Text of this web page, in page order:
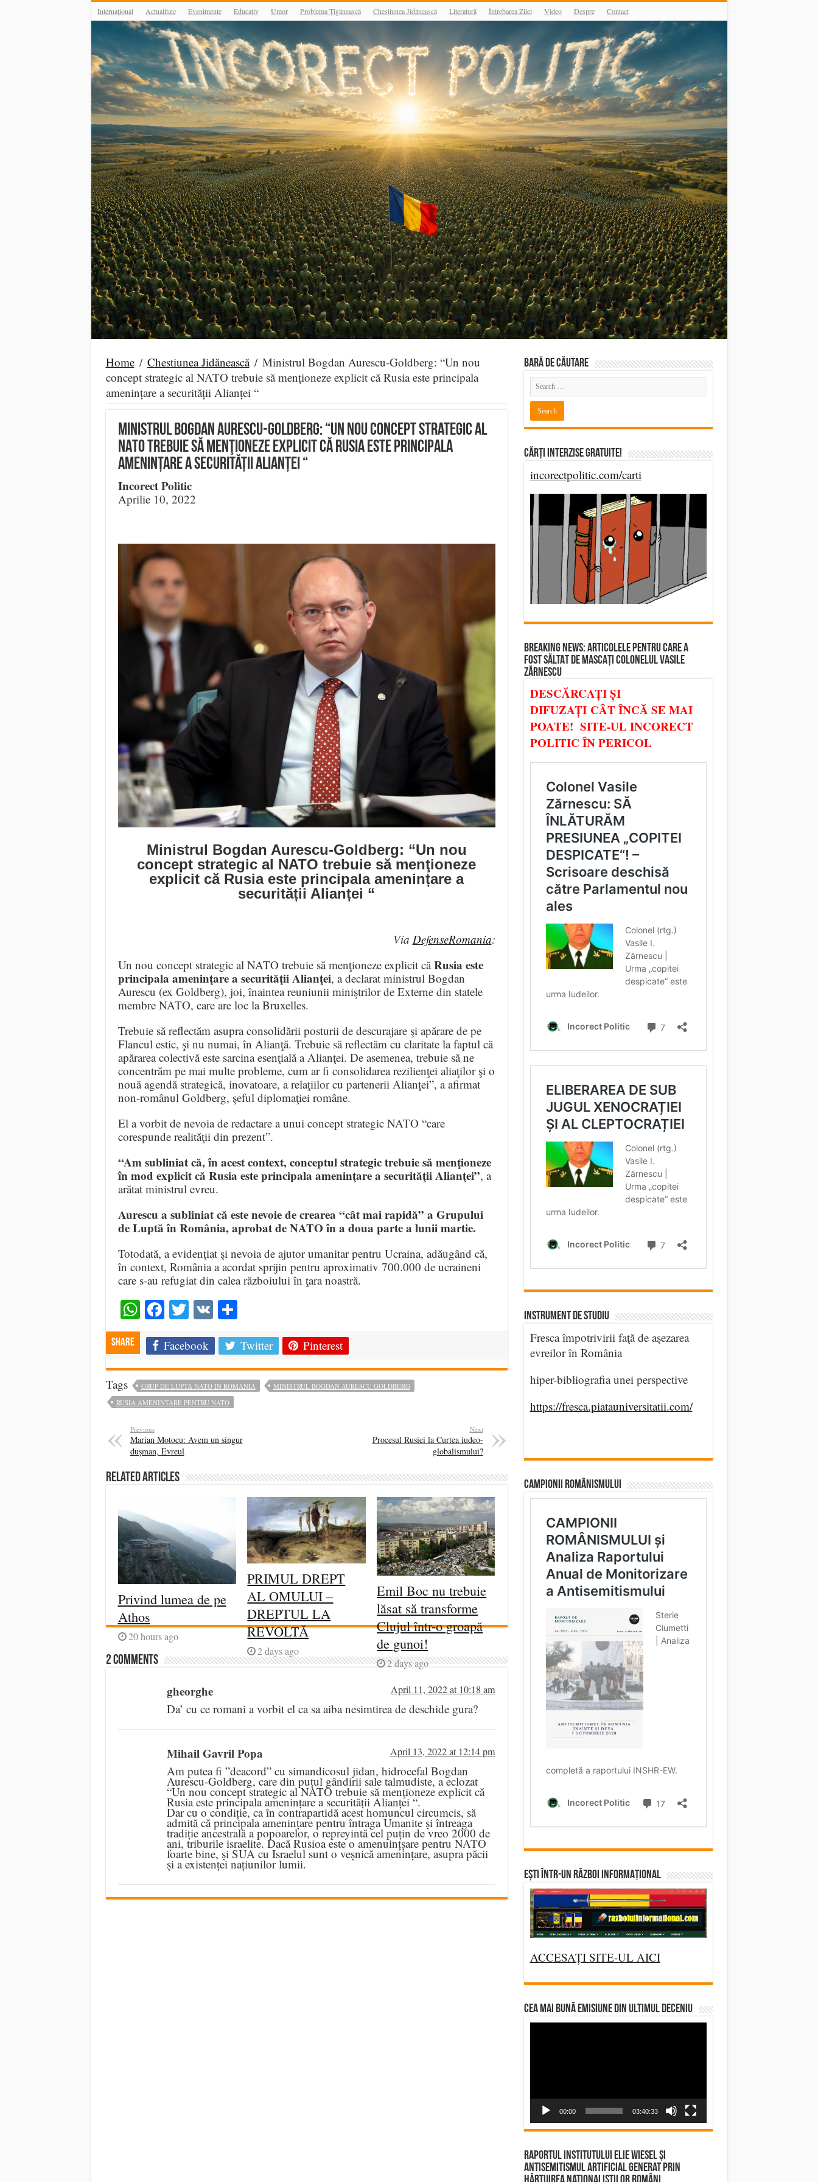
Internațional Actualitate Evenimente Educativ Umor Problema Țigănească Chestiunea Jidănească Literatură Întrebarea Zilei Video Despre Contact
Home / Chestiunea Jidănească / Ministrul Bogdan Aurescu-Goldberg: “Un nou
concept strategic al NATO trebuie să menţioneze explicit că Rusia este principala
amenințare a securității Alianței “
Ministrul Bogdan Aurescu-Goldberg: “Un nou concept strategic al
NATO trebuie să menţioneze explicit că Rusia este principala
amenințare a securității Alianței “
Incorect Politic
Aprilie 10, 2022
Ministrul Bogdan Aurescu-Goldberg: “Un nou
concept strategic al NATO trebuie să menţioneze
explicit că Rusia este principala amenințare a
securității Alianței “
Via DefenseRomania:
Un nou concept strategic al NATO trebuie să menţioneze explicit căRusia este
principala ameninţare a securităţii Alianţei, a declarat ministrul Bogdan
Aurescu (ex Goldberg), joi, înaintea reuniunii miniştrilor de Externe din statele
membre NATO, care are loc la Bruxelles.
Trebuie să reflectăm asupra consolidării posturii de descurajare şi apărare de pe
Flancul estic, şi nu numai, în Alianţă. Trebuie să reflectăm cu claritate la faptul că
apărarea colectivă este sarcina esenţială a Alianţei. De asemenea, trebuie să ne
concentrăm pe mai multe probleme, cum ar fi consolidarea rezilienţei aliaţilor şi o
nouă agendă strategică, inovatoare, a relaţiilor cu partenerii Alianţei”, a afirmat
non-românul Goldberg, şeful diplomaţiei române.
El a vorbit de nevoia de redactare a unui concept strategic NATO “care
corespunde realităţii din prezent”.
“Am subliniat că, în acest context, conceptul strategic trebuie să menţioneze
în mod explicit că Rusia este principala ameninţare a securităţii Alianţei”, a
arătat ministrul evreu.
Aurescu a subliniat că este nevoie de crearea “cât mai rapidă” a Grupului
de Luptă în România, aprobat de NATO în a doua parte a lunii martie.
Totodată, a evidenţiat şi nevoia de ajutor umanitar pentru Ucraina, adăugând că,
în context, România a acordat sprijin pentru aproximativ 700.000 de ucraineni
care s-au refugiat din calea războiului în ţara noastră.
WhatsApp
Facebook
Twitter
VKShare
Share Facebook Twitter Pinterest
Tags GRUP DE LUPTA NATO IN ROMANIA
MINISTRUL BOGDAN AURESCU GOLDBERG
RUSIA AMENINTARE PENTRU NATO
Previous
Marian Motocu: Avem un singur
dușman, Evreul
Next
Procesul Rusiei la Curtea iudeo-
globalismului?
Related Articles
Privind lumea de pe
Athos
20 hours ago
PRIMUL DREPT
AL OMULUI –
DREPTUL LA
REVOLTĂ
2 days ago
Emil Boc nu trebuie
lăsat să transforme
Clujul într-o groapă
de gunoi!
2 days ago
2 comments
gheorghe April 11, 2022 at 10:18 am
Da’ cu ce romani a vorbit el ca sa aiba nesimtirea de deschide gura?
Mihail Gavril Popa April 13, 2022 at 12:14 pm
Am putea fi ”deacord” cu simandicosul jidan, hidrocefal Bogdan
Aurescu-Goldberg, care din puțul gândirii sale talmudiste, a eclozat
“Un nou concept strategic al NATO trebuie să menţioneze explicit că
Rusia este principala amenințare a securității Alianței “.
Dar cu o condiție, ca în contrapartidă acest homuncul circumcis, să
admită că principala amenințare pentru întraga Umanite și întreaga
tradiție ancestrală a popoarelor, o repreyintă cel puțin de vreo 2000 de
ani, triburile israelite. Dacă Rusioa este o amenuințșare pentru NATO
foarte bine, și SUA cu Israelul sunt o veșnică amenințare, asupra păcii
și a existenței națiunilor lumii.
BARĂ DE CĂUTARE
Cărți Interzise Gratuite!
incorectpolitic.com/carti
BREAKING NEWS: ARTICOLELE PENTRU CARE A
FOST SĂLTAT DE MASCAȚI COLONELUL VASILE
ZĂRNESCU
DESCĂRCAȚI ȘI
DIFUZAȚI CÂT ÎNCĂ SE MAI
POATE! SITE-UL INCORECT
POLITIC ÎN PERICOL
INSTRUMENT DE STUDIU
Fresca împotrivirii faţă de aşezarea
evreilor în România
hiper-bibliografia unei perspective
https://fresca.piatauniversitatii.com/
CAMPIONII ROMÂNISMULUI
Ești într-un RĂZBOI INFORMAȚIONAL
ACCESAȚI SITE-UL AICI
CEA MAI BUNĂ EMISIUNE DIN ULTIMUL DECENIU
00:00 03:40:33
Raportul Institutului Elie Wiesel și
Antisemitismul Artificial Generat prin